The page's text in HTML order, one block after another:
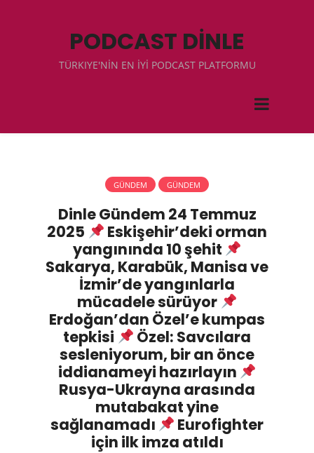
PODCAST DİNLE
TÜRKIYE'NİN EN İYİ PODCAST PLATFORMU
GÜNDEM GÜNDEM
Dinle Gündem 24 Temmuz
2025
Eskişehir’deki orman
yangınında 10 şehit
Sakarya, Karabük, Manisa ve
İzmir’de yangınlarla
mücadele sürüyor
Erdoğan’dan Özel’e kumpas
tepkisi
Özel: Savcılara
sesleniyorum, bir an önce
iddianameyi hazırlayın
Rusya-Ukrayna arasında
mutabakat yine
sağlanamadı
Eurofighter
için ilk imza atıldı